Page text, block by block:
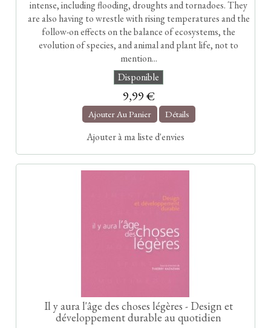
intense, including flooding, droughts and tornadoes. They
are also having to wrestle with rising temperatures and the
follow-on effects on the balance of ecosystems, the
evolution of species, and animal and plant life, not to
mention...
Disponible
9,99 €
Ajouter Au Panier Détails
Ajouter à ma liste d'envies
Il y aura l'âge des choses légères - Design et
développement durable au quotidien